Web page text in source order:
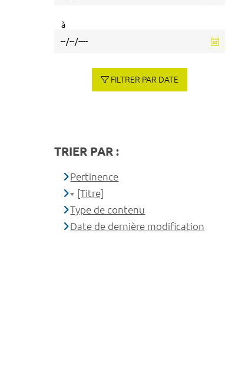
à
FILTRER PAR DATE
TRIER PAR :
Pertinence
[Titre]
Type de contenu
Date de dernière modification